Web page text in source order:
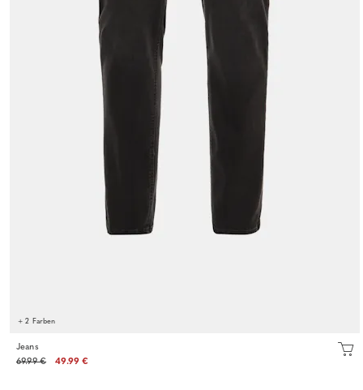
+ 2 Farben
Jeans
69.99 €
49.99 €